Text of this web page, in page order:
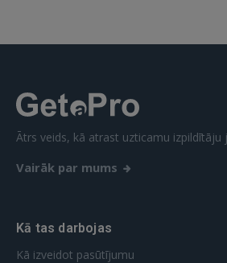
Ātrs veids, kā atrast uzticamu izpildītāju
Vairāk par mums
Kā tas darbojas
Kā izveidot pasūtījumu